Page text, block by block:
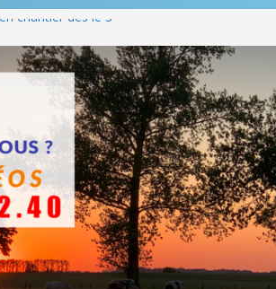
chantier dès le 3